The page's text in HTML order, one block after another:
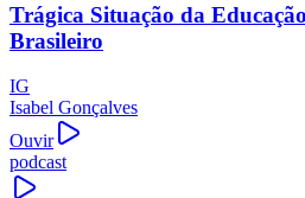
Trágica Situação da
Brasileiro
IG
Isabel Gonçalves
Ouvir
podcast